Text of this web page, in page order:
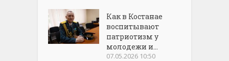
Как в Костанае
воспитывают
патриотизм у
молодежи и...
07.05.2026 10:50